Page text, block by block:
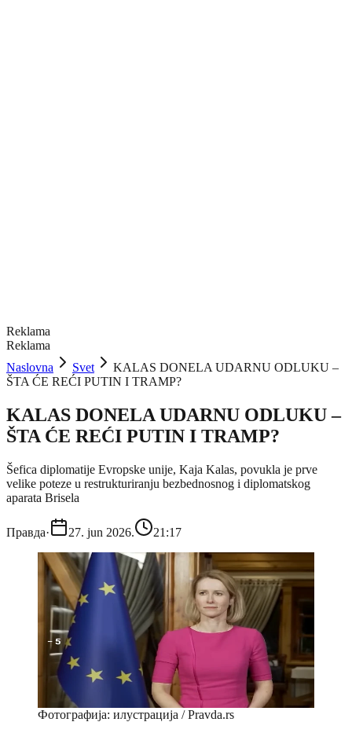
Reklama
Reklama
Naslovna
Svet
KALAS DONELA UDARNU ODLUKU –
ŠTA ĆE REĆI PUTIN I TRAMP?
KALAS DONELA UDARNU ODLUKU –
ŠTA ĆE REĆI PUTIN I TRAMP?
Šefica diplomatije Evropske unije, Kaja Kalas, povukla je prve
velike poteze u restrukturiranju bezbednosnog i diplomatskog
aparata Brisela
Правда· 27. jun 2026. 21:17
Фотографија: илустрација / Pravda.rs